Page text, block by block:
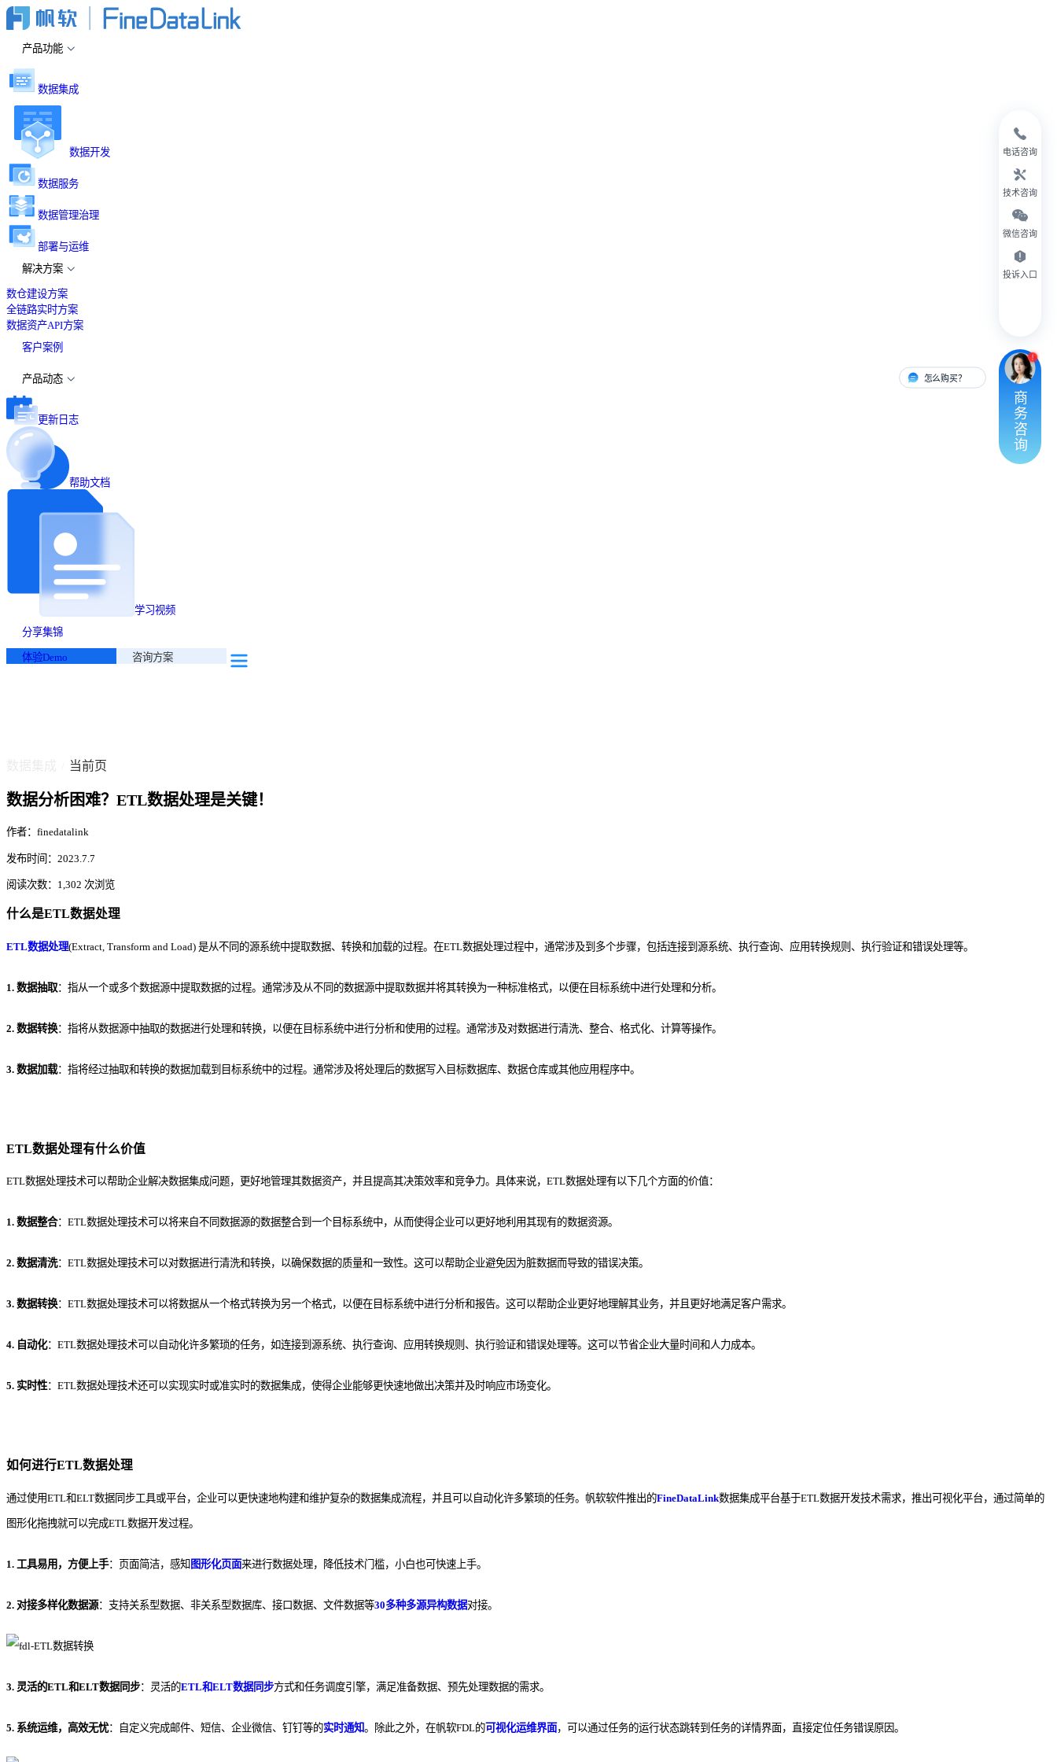
产品功能
数据集成
数据开发
数据服务
数据管理治理
部署与运维
解决方案
数仓建设方案
全链路实时方案
数据资产API方案
客户案例
产品动态
更新日志
帮助文档
学习视频
分享集锦
体验Demo 咨询方案
当前页
数据分析困难？ETL数据处理是关键！
作者：finedatalink
发布时间：2023.7.7
阅读次数：1,302 次浏览
什么是ETL数据处理
ETL数据处理(Extract, Transform and Load) 是从不同的源系统中提取数据、转换和加载的过程。在ETL数据处理过程中，通常涉及到多个步骤，包括连接到源系统、执行查询、应用转换规则、执行验证和错误处理等。
1. 数据抽取：指从一个或多个数据源中提取数据的过程。通常涉及从不同的数据源中提取数据并将其转换为一种标准格式，以便在目标系统中进行处理和分析。
2. 数据转换：指将从数据源中抽取的数据进行处理和转换，以便在目标系统中进行分析和使用的过程。通常涉及对数据进行清洗、整合、格式化、计算等操作。
3. 数据加载：指将经过抽取和转换的数据加载到目标系统中的过程。通常涉及将处理后的数据写入目标数据库、数据仓库或其他应用程序中。
ETL数据处理有什么价值
ETL数据处理技术可以帮助企业解决数据集成问题， 更好地管理其数据资产，并且提高其决策效率和竞争力。具体来说，ETL数据处理有以下几个方面的价值：
1. 数据整合：ETL数据处理技术可以将来自不同数据源的数据整合到一个目标系统中，从而使得企业可以更好地利用其现有的数据资源。
2. 数据清洗：ETL数据处理技术可以对数据进行清洗和转换，以确保数据的质量和一致性。这可以帮助企业避免因为脏数据而导致的错误决策。
3. 数据转换：ETL数据处理技术可以将数据从一个格式转换为另一个格式，以便在目标系统中进行分析和报告。这可以帮助企业更好地理解其业务，并且更好地满足客户需求。
4. 自动化：ETL数据处理技术可以自动化许多繁琐的任务，如连接到源系统、执行查询、应用转换规则、执行验证和错误处理等。这可以节省企业大量时间和人力成本。
5. 实时性：ETL数据处理技术还可以实现实时或准实时的数据集成，使得企业能够更快速地做出决策并及时响应市场变化。
如何进行ETL数据处理
通过使用ETL和ELT数据同步工具或平台，企业可以更快速地构建和维护复杂的数据集成流程，并且可以自动化许多繁琐的任务。帆软软件推出的FineDataLink数据集成平台基于ETL数据开发技术需求，推出可视化平台，通过简单的
图形化拖拽就可以完成ETL数据开发过程。
1. 工具易用，方便上手：页面简洁，感知 图形化页面来进行数据处理，降低技术门槛，小白也可快速上手。
2. 对接多样化数据源：支持关系型数据、非关系型数据库、接口数据、文件数据等30多种多源异构数据对接。
3. 灵活的ETL和ELT数据同步：灵活的ETL和ELT数据同步方式和任务调度引擎，满足准备数据、预先处理数据的需求。
5. 系统运维，高效无忧：自定义完成邮件、短信、企业微信、钉钉等的实时通知。除此之外，在帆软FDL的可视化运维界面，可以通过任务的运行状态跳转到任务的详情界面，直接定位任务错误原因。
电话咨询
技术咨询
微信咨询
投诉入口
怎么购买？ 有人对接
商
务
咨
询